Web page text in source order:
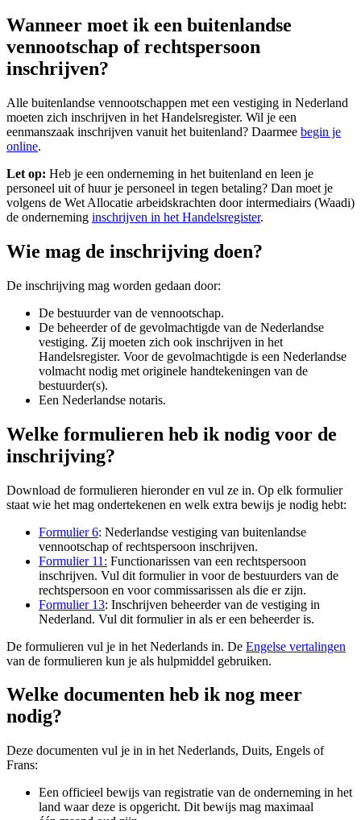
Wanneer moet ik een buitenlandse
vennootschap of rechtspersoon
inschrijven?
Alle buitenlandse vennootschappen met een vestiging in Nederland
moeten zich inschrijven in het Handelsregister. Wil je een
eenmanszaak inschrijven vanuit het buitenland? Daarmee begin je
online.
Let op: Heb je een onderneming in het buitenland en leen je
personeel uit of huur je personeel in tegen betaling? Dan moet je
volgens de Wet Allocatie arbeidskrachten door intermediairs (Waadi)
de onderneming inschrijven in het Handelsregister.
Wie mag de inschrijving doen?
De inschrijving mag worden gedaan door:
De bestuurder van de vennootschap.
De beheerder of de gevolmachtigde van de Nederlandse
vestiging. Zij moeten zich ook inschrijven in het
Handelsregister. Voor de gevolmachtigde is een Nederlandse
volmacht nodig met originele handtekeningen van de
bestuurder(s).
Een Nederlandse notaris.
Welke formulieren heb ik nodig voor de
inschrijving?
Download de formulieren hieronder en vul ze in. Op elk formulier
staat wie het mag ondertekenen en welk extra bewijs je nodig hebt:
Formulier 6: Nederlandse vestiging van buitenlandse
vennootschap of rechtspersoon inschrijven.
Formulier 11: Functionarissen van een rechtspersoon
inschrijven. Vul dit formulier in voor de bestuurders van de
rechtspersoon en voor commissarissen als die er zijn.
Formulier 13: Inschrijven beheerder van de vestiging in
Nederland. Vul dit formulier in als er een beheerder is.
De formulieren vul je in het Nederlands in. De Engelse vertalingen
van de formulieren kun je als hulpmiddel gebruiken.
Welke documenten heb ik nog meer
nodig?
Deze documenten vul je in in het Nederlands, Duits, Engels of
Frans:
Een officieel bewijs van registratie van de onderneming in het
land waar deze is opgericht. Dit bewijs mag maximaal